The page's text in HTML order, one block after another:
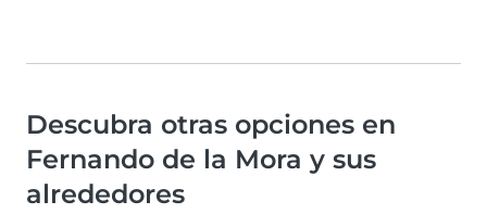
Descubra otras opciones en
Fernando de la Mora y sus
alrededores